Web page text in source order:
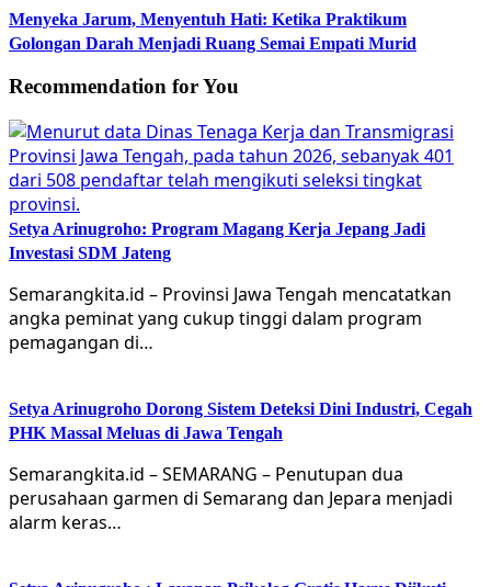
Menyeka Jarum, Menyentuh Hati: Ketika Praktikum
Golongan Darah Menjadi Ruang Semai Empati Murid
Recommendation for You
Setya Arinugroho: Program Magang Kerja Jepang Jadi
Investasi SDM Jateng
Semarangkita.id – Provinsi Jawa Tengah mencatatkan
angka peminat yang cukup tinggi dalam program
pemagangan di…
Setya Arinugroho Dorong Sistem Deteksi Dini Industri, Cegah
PHK Massal Meluas di Jawa Tengah
Semarangkita.id – SEMARANG – Penutupan dua
perusahaan garmen di Semarang dan Jepara menjadi
alarm keras…